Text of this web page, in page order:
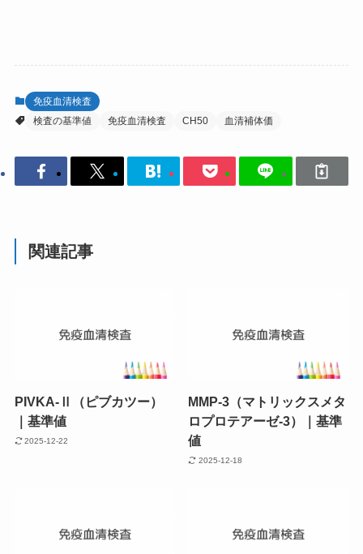
免疫血清検査
検査の基準値
免疫血清検査 CH50 血清補体価
関連記事
PIVKA-Ⅱ（ピブカツー）
｜基準値
2025-12-22
MMP-3（マトリックスメタ
ロプロテアーゼ-3）｜基準
値
2025-12-18